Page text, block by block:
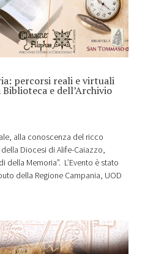
percorsi reali e virtuali
e dell’Archivio
alla conoscenza del ricco
Diocesi di Alife-Caiazzo,
della Memoria”. L’Evento è stato
della Regione Campania, UOD